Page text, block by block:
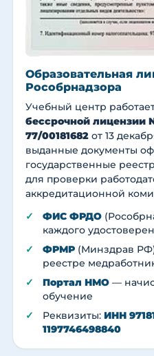
Образовательная
Рособрнадзора
Учебный центр
бессрочной лицензии
77/00181682 от 13
выданные документы
государственные
для проверки
аккредитационной
ФИС ФРДО
каждого
ФРМР (Минздрав
реестре
Портал НМО —
обучение
Реквизиты: ИНН
1197746498840